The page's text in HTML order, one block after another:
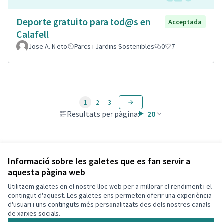
Informació sobre les galetes que es fan servir a
aquesta pàgina web
Utilitzem galetes en el nostre lloc web per a millorar el rendiment i el
contingut d'aquest. Les galetes ens permeten oferir una experiència
d'usuari i uns continguts més personalitzats des dels nostres canals
de xarxes socials.
Deporte gratuito para tod@s en
Calafell
Acceptada
Jose A. Nieto Parcs i Jardins Sostenibles 0 7
Resultats per pàgina: 20
1 2 3
Veure totes les propostes retirades
Termes i condicions d'ús
Configuració de les galetes
Decidim Calafell a X
Decidim Calafell a Facebook
Decidim Calafell a YouTube
Decidim Calafell a GitHub